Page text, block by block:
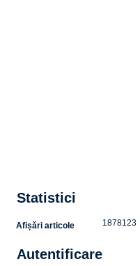
Statistici
Afișări articole 1878123
Autentificare